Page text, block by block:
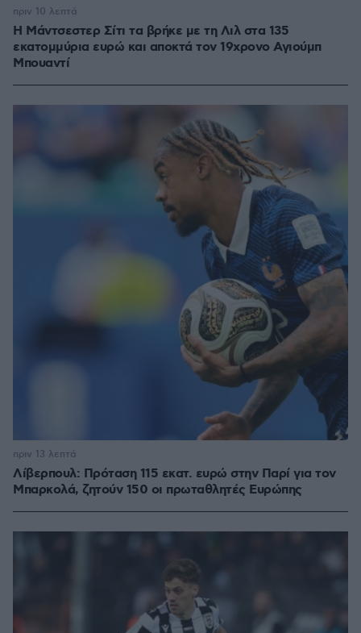
Η Μάντσεστερ Σίτι τα βρήκε με τη Λιλ στα 135
εκατομμύρια ευρώ και αποκτά τον 19χρονο Αγιούμπ
Μπουαντί
πριν 10 λεπτά
Λίβερπουλ: Πρόταση 115 εκατ. ευρώ στην Παρί για τον
Μπαρκολά, ζητούν 150 οι πρωταθλητές Ευρώπης
πριν 13 λεπτά